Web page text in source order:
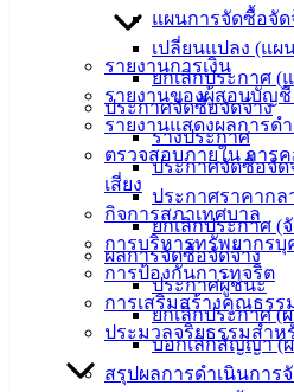
แผนการจัดซื้อจัด
เปลี่ยนแปลง (แผ
ยกเลิกประกาศ (
ประกาศจัดซื้อจัดจ้าง
ร่างประกาศ
ประกาศจัดซื้อจัด
ประกาศราคากล
ยกเลิกประกาศ (
ผลการจัดซื้อจัดจ้าง
ประกาศผู้ชนะ
ยกเลิกประกาศ (
บอกเลิกสัญญา (
สรุปผลการดำเนินการ
รายงานการเงิน
รายงานของผู้สอบบัญชี
รายงานแสดงผลการด
ตรวจสอบภายใน การ
เสี่ยง
กิจการสภาเทศบาล
การบริหารทรัพยากรบุ
การป้องกันการทุจริต
การเสริมสร้างคุณธรร
ประมวลจริยธรรมสำห
ส่วน
ราชการ
สภา
เทศบาล
สงวนลิขสิทธิ์ © 2563 เทศบาลเมือ
angsilacity.go.th | Powered by